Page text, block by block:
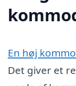
En høj
Det giver et